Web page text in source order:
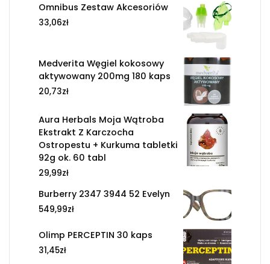
Omnibus Zestaw Akcesoriów
33,06zł
Medverita Węgiel kokosowy
aktywowany 200mg 180 kaps
20,73zł
Aura Herbals Moja Wątroba
Ekstrakt Z Karczocha
Ostropestu + Kurkuma tabletki
92g ok. 60 tabl
29,99zł
Burberry 2347 3944 52 Evelyn
549,99zł
Olimp PERCEPTIN 30 kaps
31,45zł